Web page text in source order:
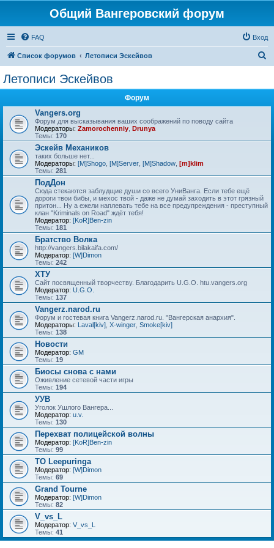
Общий Вангеровский форум
FAQ Вход
Список форумов Летописи Эскейвов
Летописи Эскейвов
Форум
Vangers.org
Форум для высказывания ваших соображений по поводу сайта
Модераторы: Zamorochenniy Drunya
Темы: 170
Эскейв Механиков
таких больше нет...
Модераторы: [M]Shogo [M]Server [M]Shadow [m]klim
Темы: 281
ПодДон
Сюда стекаются заблудщие души со всего УниВанга. Если тебе ещё
дороги твои бибы, и мехос твой - даже не думай заходить в этот грязный
притон... Ну а ежели наплевать тебе на все предупреждения - преступный
клан "Kriminals on Road" ждёт тебя!
Модератор: [KoR]Ben-zin
Темы: 181
Братство Волка
http://vangers.bilakaifa.com/
Модератор: [W]Dimon
Темы: 242
ХТУ
Сайт посвященный творчеству. Благодарить U.G.O. htu.vangers.org
Модератор: U.G.O.
Темы: 137
Vangerz.narod.ru
Форум и гостевая книга Vangerz.narod.ru. "Вангерская анархия".
Модераторы: Laval[kiv] X-winger Smoke[kiv]
Темы: 138
Новости
Модератор: GM
Темы: 19
Биосы снова с нами
Оживление сетевой части игры
Темы: 194
УУВ
Уголок Ушлого Вангера...
Модератор: u.v.
Темы: 130
Перехват полицейской волны
Модератор: [KoR]Ben-zin
Темы: 99
TO Leepuringa
Модератор: [W]Dimon
Темы: 69
Grand Tourne
Модератор: [W]Dimon
Темы: 82
V_vs_L
Модератор: V_vs_L
Темы: 41